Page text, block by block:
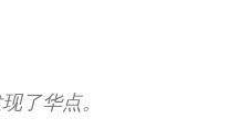
了华点。